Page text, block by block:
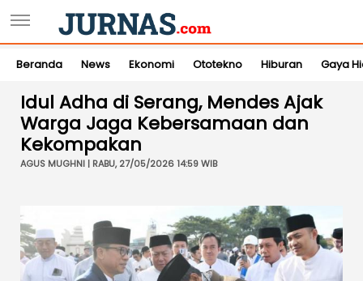
Beranda News Ekonomi Ototekno Hiburan Gaya
Idul Adha di Serang, Mendes Ajak
Warga Jaga Kebersamaan dan
Kekompakan
AGUS MUGHNI | RABU, 27/05/2026 14:59 WIB